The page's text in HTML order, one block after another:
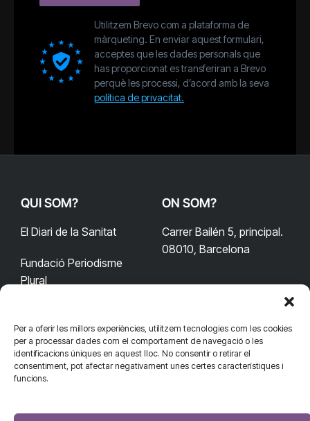
Per a oferir les millors experiències, utilitzem tecnologies com les cookies
per a processar dades com el comportament de navegació o les
identificacions úniques en aquest lloc. No consentir o retirar el
consentiment, pot afectar negativament unes certes característiques i
funcions.
Utilitzem Brevo com a plataforma de
màrqueting. En enviar aquest formulari,
acceptes que les dades personals que
has proporcionat es transferiran a Brevo
perquè les processi, d’acord amb la seva
política de privacitat.
QUI SOM?
El Diari de la Sanitat
Fundació Periodisme
Plural
ON SOM?
Carrer Bailén 5, principal.
08010, Barcelona
CONTACTA'NS
redaccio@diarisanitat.cat
932 311 247
CONNECTA